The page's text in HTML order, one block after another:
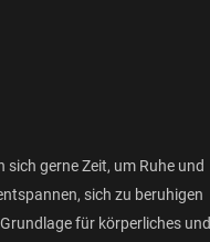
gerne Zeit, um Ruhe und
sich zu beruhigen
für körperliches und